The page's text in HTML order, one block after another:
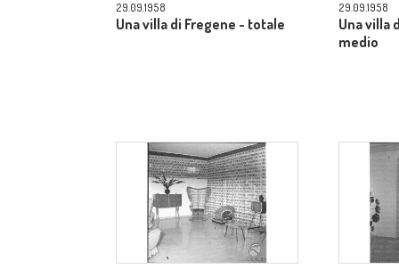
29.09.1958
Una villa di Fregene - totale
29.09.1958
Una villa
medio